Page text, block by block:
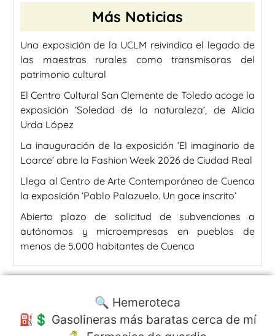
Más Noticias
Una exposición de la UCLM reivindica el legado de
las maestras rurales como transmisoras del
patrimonio cultural
El Centro Cultural San Clemente de Toledo acoge la
exposición ‘Soledad de la naturaleza’, de Alicia
Urda López
La inauguración de la exposición ‘El imaginario de
Loarce’ abre la Fashion Week 2026 de Ciudad Real
Llega al Centro de Arte Contemporáneo de Cuenca
la exposición ‘Pablo Palazuelo. Un goce inscrito’
Abierto plazo de solicitud de subvenciones a
autónomos y microempresas en pueblos de
menos de 5.000 habitantes de Cuenca
🔍 Hemeroteca
⛽️💲 Gasolineras más baratas cerca de mí